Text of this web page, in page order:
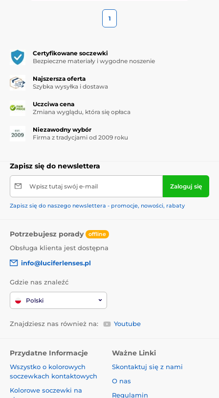
1
Certyfikowane soczewki
Bezpieczne materiały i wygodne noszenie
Najszersza oferta
Szybka wysyłka i dostawa
Uczciwa cena
Zmiana wyglądu, która się opłaca
Niezawodny wybór
Firma z tradycjami od 2009 roku
Zapisz się do newslettera
Wpisz tutaj swój e-mail Zaloguj się
Zapisz się do naszego newslettera - promocje, nowości, rabaty
Potrzebujesz porady offline
Obsługa klienta jest dostępna
info@luciferlenses.pl
Gdzie nas znaleźć
Polski
Znajdziesz nas również na: Youtube
Przydatne Informacje
Wszystko o kolorowych
soczewkach kontaktowych
Kolorowe soczewki na
Ważne Linki
Skontaktuj się z nami
O nas
Regulamin